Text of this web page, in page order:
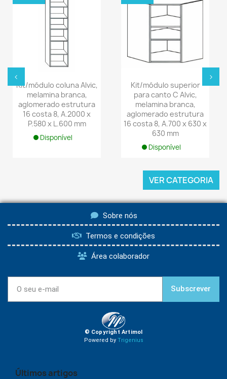
Kit/módulo coluna Alvic,
melamina branca,
aglomerado estrutura
16 costa 8, A.2000 x
P.580 x L.600 mm
Disponível
Kit/módulo superior
para canto C Alvic,
melamina branca,
aglomerado estrutura
16 costa 8, A.700 x 630 x
630 mm
Disponível
‹ ›
VER CATEGORIA
Sobre nós
Termos e condições
Área colaborador
Subscrever
© Copyright Artimol
Powered by Trigenius
Últimos artigos